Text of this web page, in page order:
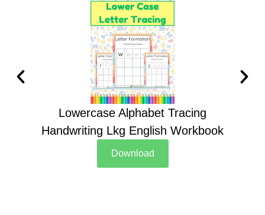
Lowercase Alphabet Tracing
Handwriting Lkg English Workbook
Download